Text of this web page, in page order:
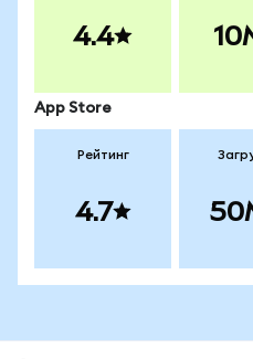
4.4
App Store
Рейтинг
4.7